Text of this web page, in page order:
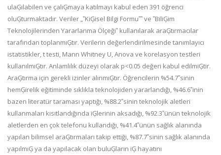
ulaĢılabilen ve çalıĢmaya katılmayı kabul eden 391 öğrenci
oluĢturmaktadır. Veriler „‟KiĢisel Bilgi Formu‟‟ ve ‟BiliĢim
Teknolojilerinden Yararlanma Ölçeği‟ kullanılarak araĢtırmacılar
tarafından toplanmıĢtır. Verilerin değerlendirilmesinde tanımlayıcı
istatistikler, t testi, Mann Whitney U, Anova ve korelasyon testleri
kullanılmıĢtır. Anlamlılık düzeyi olarak p<0.05 değeri kabul edilmiĢtir.
AraĢtırma için gerekli izinler alınmıĢtır. Öğrencilerin %54.7‟sinin
hemĢirelik eğitiminde sıklıkla teknolojiden yararlandığı, %46.6‟inin
bazen literatür taraması yaptığı, %88.2‟sinin teknolojik aletleri
kullanmaları kısıtlandığında iĢlerinin aksadığı, %92.3‟ünün teknolojik
aletlerden en çok telefonu kullandığı, %41.4‟ünün sağlık alanında
yapılan bilimsel araĢtırmaları takip ettiği, %87.7‟sinin sağlık alanında
yapılmıĢ ya da yapılacak olan buluĢların iĢ hayatını